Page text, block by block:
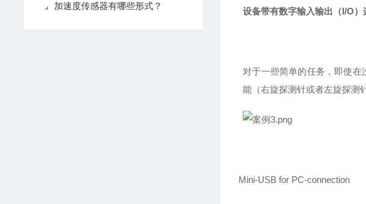
设备带有数字输入输出（I/O
对于一些简单的任务，即使
能（右旋探测针或者左旋探测
Mini-USB for PC-connection
加速度传感器有哪些形式？